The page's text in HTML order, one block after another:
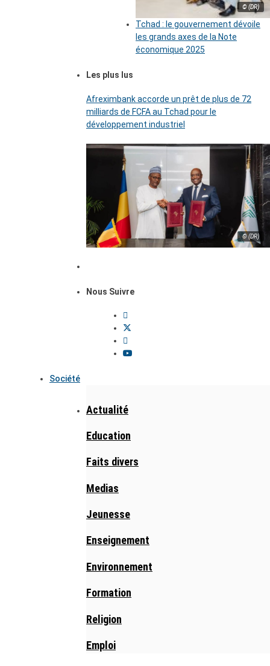
© (DR)
Tchad : le gouvernement dévoile
les grands axes de la Note
économique 2025
Les plus lus
Afreximbank accorde un prêt de plus de 72
milliards de FCFA au Tchad pour le
développement industriel
© (DR)
Nous Suivre
Société
Actualité
Education
Faits divers
Medias
Jeunesse
Enseignement
Environnement
Formation
Religion
Emploi